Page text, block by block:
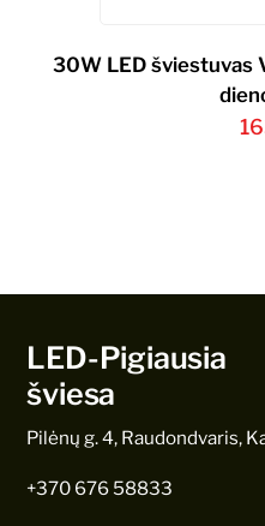
30W LED šviestuvas
LED-Pigiausia
šviesa
Pilėnų g. 4, Raudondvaris,
+370 676 58833